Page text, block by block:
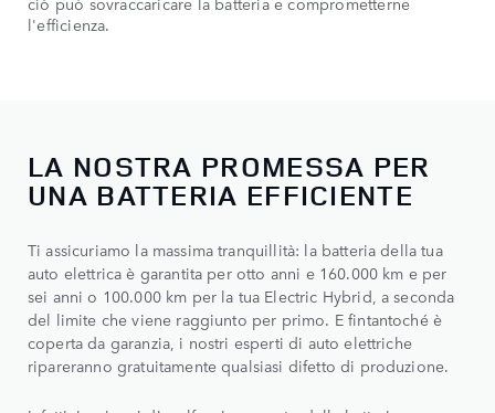
l'efficienza.
LA NOSTRA PROMESSA PER
UNA BATTERIA EFFICIENTE
Ti assicuriamo la massima tranquillità: la batteria della tua
auto elettrica è garantita per otto anni e 160.000 km e per
sei anni o 100.000 km per la tua Electric Hybrid, a seconda
del limite che viene raggiunto per primo. E fintantoché è
coperta da garanzia, i nostri esperti di auto elettriche
ripareranno gratuitamente qualsiasi difetto di produzione.